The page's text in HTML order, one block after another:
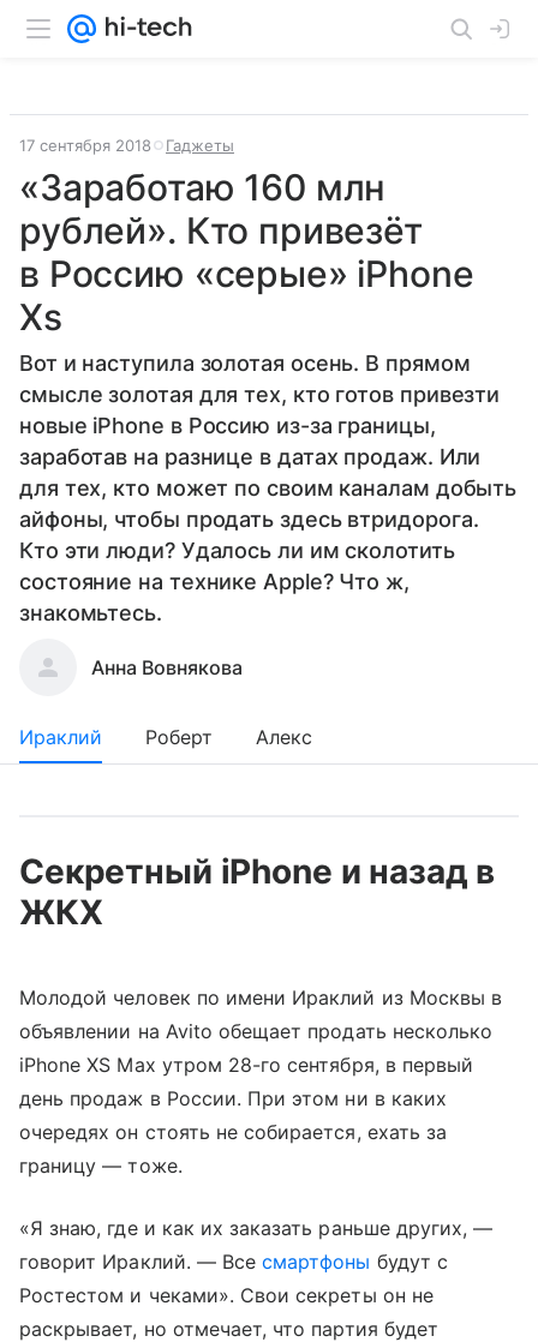
17 сентября 2018 Гаджеты
«Заработаю 160 млн
рублей». Кто привезёт
в Россию «серые» iPhone
Xs
Вот и наступила золотая осень. В прямом
смысле золотая для тех, кто готов привезти
новые iPhone в Россию из-за границы,
заработав на разнице в датах продаж. Или
для тех, кто может по своим каналам добыть
айфоны, чтобы продать здесь втридорога.
Кто эти люди? Удалось ли им сколотить
состояние на технике Apple? Что ж,
знакомьтесь.
Анна Вовнякова
Ираклий Роберт Алекс
Секретный iPhone и назад в
ЖКХ
Молодой человек по имени Ираклий из Москвы в
объявлении на Avito обещает продать несколько
iPhone XS Max утром 28-го сентября, в первый
день продаж в России. При этом ни в каких
очередях он стоять не собирается, ехать за
границу — тоже.
«Я знаю, где и как их заказать раньше других, —
говорит Ираклий. — Всесмартфоны будут с
Ростестом и чеками». Свои секреты он не
раскрывает, но отмечает, что партия будет